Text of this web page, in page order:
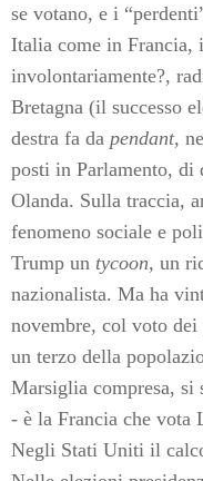
se votano, e i
Italia come in Francia,
involontariamente?,
Bretagna (il successo
destra fa da pendant,
posti in Parlamento, di
Olanda. Sulla traccia,
fenomeno sociale e
Trump un tycoon, un
nazionalista. Ma ha
novembre, col voto
un terzo della
Marsiglia compresa, si
- è la Francia che vota
Negli Stati Uniti il